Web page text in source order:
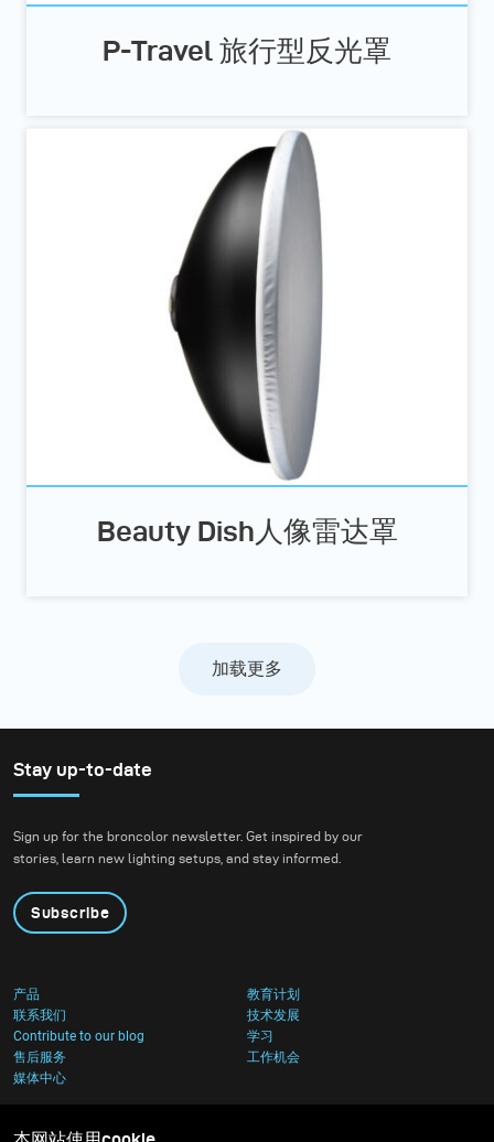
P-Travel 旅行型反光罩
Beauty Dish人像雷达罩
加载更多
Stay up-to-date
Sign up for the broncolor newsletter. Get inspired by our
stories, learn new lighting setups, and stay informed.
Subscribe
产品
教育计划
联系我们
技术发展
Contribute to our blog
学习
售后服务
工作机会
媒体中心